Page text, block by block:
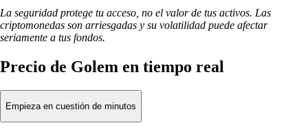
La seguridad protege tu acceso, no el valor de tus activos. Las
criptomonedas son arriesgadas y su volatilidad puede afectar
seriamente a tus fondos.
Precio de Golem en tiempo real
Empieza en cuestión de minutos